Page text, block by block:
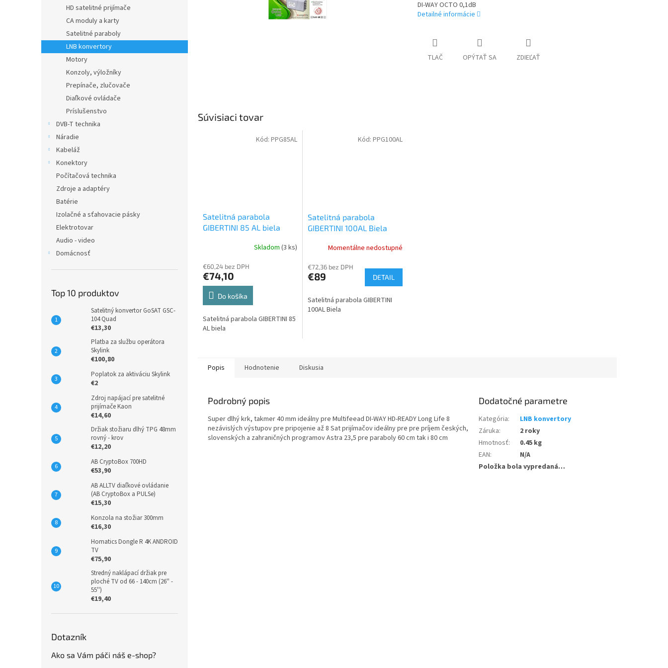
HD satelitné prijímače
CA moduly a karty
Satelitné paraboly
LNB konvertory
Motory
Konzoly, výložníky
Prepínače, zlučovače
Diaľkové ovládače
Príslušenstvo
DVB-T technika
Náradie
Kabeláž
Konektory
Počítačová technika
Zdroje a adaptéry
Batérie
Izolačné a sťahovacie pásky
Elektrotovar
Audio - video
Domácnosť
Top 10 produktov
Satelitný konvertor GoSAT GSC-
104 Quad
€13,30
Platba za službu operátora
Skylink
€100,80
Poplatok za aktiváciu Skylink
€2
Zdroj napájací pre satelitné
prijímače Kaon
€14,60
Držiak stožiaru dlhý TPG 48mm
rovný - krov
€12,20
AB CryptoBox 700HD
€53,90
AB ALLTV diaľkové ovládanie
(AB CryptoBox a PULSe)
€15,30
Konzola na stožiar 300mm
€16,30
Homatics Dongle R 4K ANDROID
TV
€75,90
Stredný naklápací držiak pre
ploché TV od 66 - 140cm (26'' -
55'')
€19,40
Dotazník
Ako sa Vám páči náš e-shop?
DI-WAY OCTO 0,1dB
Detailné informácie
TLAČ OPÝTAŤ SA ZDIEĽAŤ
Súvisiaci tovar
Satelitná parabola
GIBERTINI 85 AL biela
Skladom (3 ks)
€60,24 bez DPH
€74,10
Do košíka
Satelitná parabola GIBERTINI 85
AL biela
Kód: PPG85AL
Satelitná parabola
GIBERTINI 100AL Biela
Momentálne nedostupné
€72,36 bez DPH
€89 DETAIL
Satelitná parabola GIBERTINI
100AL Biela
Kód: PPG100AL
Popis Hodnotenie Diskusia
Podrobný popis
Super dlhý krk, takmer 40 mm ideálny pre Multifeead DI-WAY HD-READY Long Life 8
nezávislých výstupov pre pripojenie až 8 Sat prijímačov ideálny pre pre príjem českých,
slovenských a zahraničných programov Astra 23,5 pre paraboly 60 cm tak i 80 cm
Dodatočné parametre
Kategória:
LNB konvertory
Záruka:
2 roky
Hmotnosť:
0.45 kg
EAN:
N/A
Položka bola vypredaná…